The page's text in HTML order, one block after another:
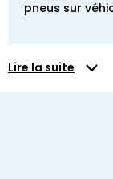
pneus sur
Lire la suite